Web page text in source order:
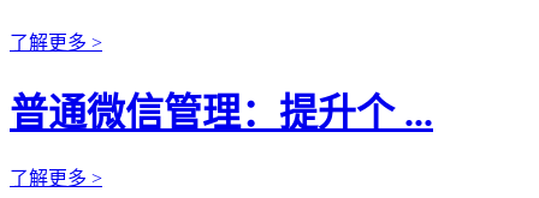
了解更多 >
普通微信管理：提升个 ...
了解更多 >